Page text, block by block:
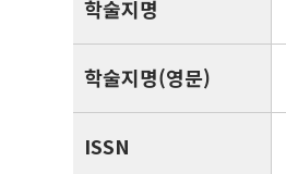
학술지명
학술지명(영문)
ISSN